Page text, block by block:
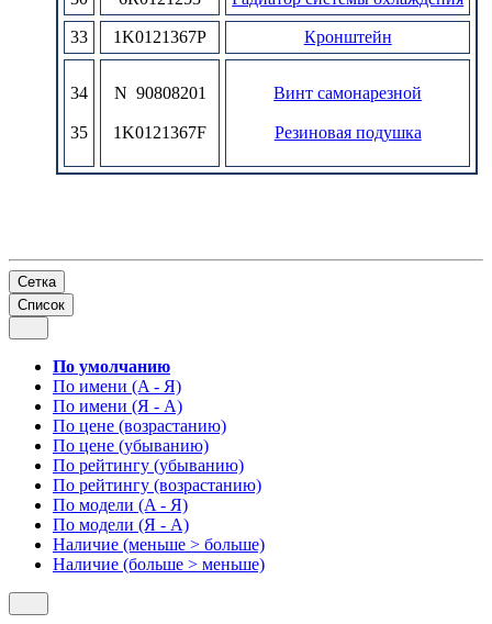
33 1K0121367P Кронштейн
34
35
N 90808201
1K0121367F
Винт самонарезной
Pезиновая подушка
Сетка
Список
По умолчанию
По имени (A - Я)
По имени (Я - A)
По цене (возрастанию)
По цене (убыванию)
По рейтингу (убыванию)
По рейтингу (возрастанию)
По модели (A - Я)
По модели (Я - A)
Наличие (меньше > больше)
Наличие (больше > меньше)